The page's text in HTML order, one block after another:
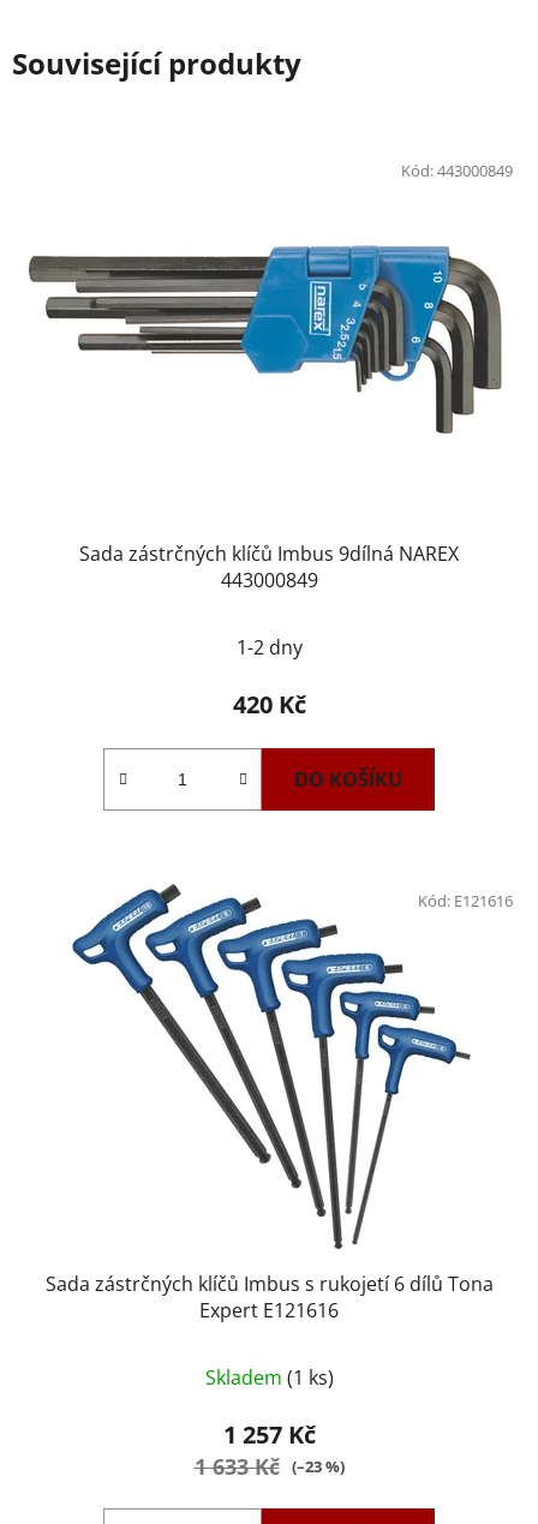
Související produkty
Sada zástrčných klíčů Imbus 9dílná NAREX
443000849
1-2 dny
420 Kč
DO KOŠÍKU
Kód:443000849
Sada zástrčných klíčů Imbus s rukojetí 6 dílů Tona
Expert E121616
Skladem (1 ks)
1 257 Kč
1 633 Kč (–23 %)
Kód: E121616